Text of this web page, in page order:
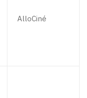
AlloCiné